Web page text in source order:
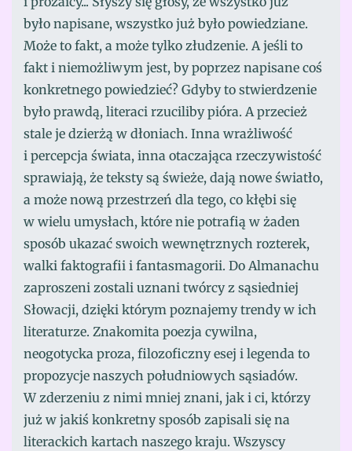
było napisane, wszystko już było powiedziane.
Może to fakt, a może tylko złudzenie. A jeśli to
fakt i niemożliwym jest, by poprzez napisane coś
konkretnego powiedzieć? Gdyby to stwierdzenie
było prawdą, literaci rzuciliby pióra. A przecież
stale je dzierżą w dłoniach. Inna wrażliwość
i percepcja świata, inna otaczająca rzeczywistość
sprawiają, że teksty są świeże, dają nowe światło,
a może nową przestrzeń dla tego, co kłębi się
w wielu umysłach, które nie potrafią w żaden
sposób ukazać swoich wewnętrznych rozterek,
walki faktografii i fantasmagorii. Do Almanachu
zaproszeni zostali uznani twórcy z sąsiedniej
Słowacji, dzięki którym poznajemy trendy w ich
literaturze. Znakomita poezja cywilna,
neogotycka proza, filozoficzny esej i legenda to
propozycje naszych południowych sąsiadów.
W zderzeniu z nimi mniej znani, jak i ci, którzy
już w jakiś konkretny sposób zapisali się na
literackich kartach naszego kraju. Wszyscy